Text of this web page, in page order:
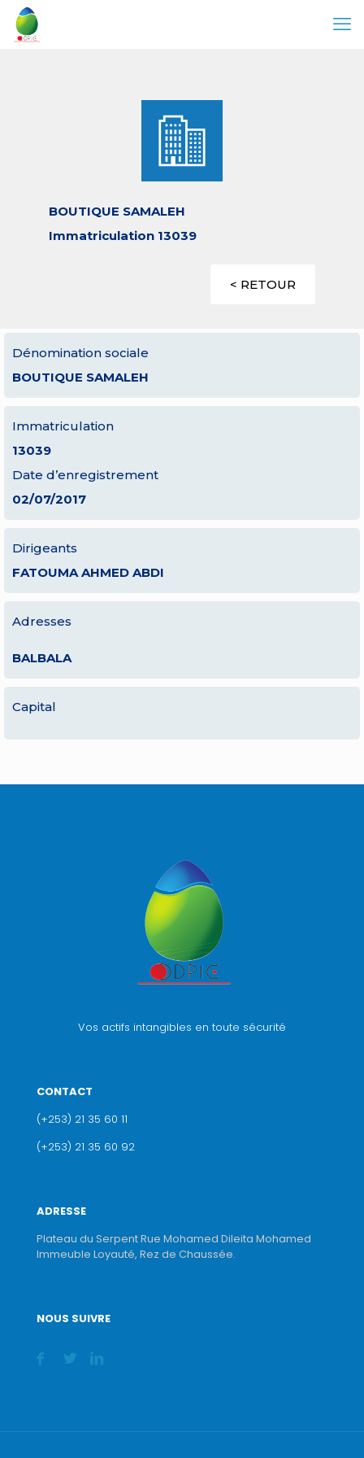
BOUTIQUE SAMALEH
Immatriculation 13039
< RETOUR
Dénomination sociale
BOUTIQUE SAMALEH
Immatriculation
13039
Date d’enregistrement
02/07/2017
Dirigeants
FATOUMA AHMED ABDI
Adresses
BALBALA
Capital
Vos actifs intangibles en toute sécurité
CONTACT
(+253) 21 35 60 11
(+253) 21 35 60 92
ADRESSE
Plateau du Serpent Rue Mohamed Dileita Mohamed
Immeuble Loyauté, Rez de Chaussée.
NOUS SUIVRE